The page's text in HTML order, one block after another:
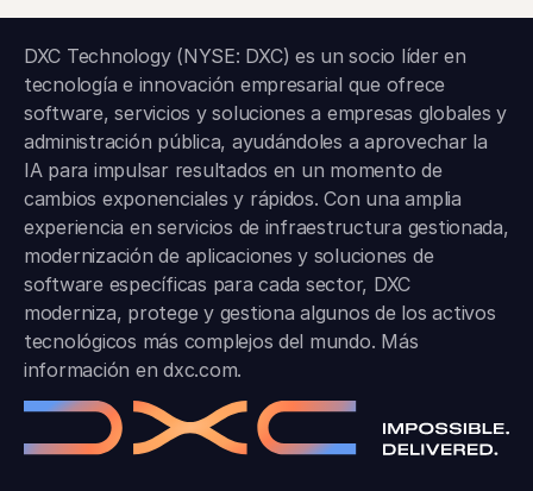
DXC Technology (NYSE: DXC) es un socio líder en
tecnología e innovación empresarial que ofrece
software, servicios y soluciones a empresas globales y
administración pública, ayudándoles a aprovechar la
IA para impulsar resultados en un momento de
cambios exponenciales y rápidos. Con una amplia
experiencia en servicios de infraestructura gestionada,
modernización de aplicaciones y soluciones de
software específicas para cada sector, DXC
moderniza, protege y gestiona algunos de los activos
tecnológicos más complejos del mundo. Más
información endxc.com.